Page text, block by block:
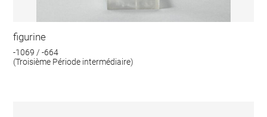
figurine
-1069 / -664
(Troisième Période intermédiaire)